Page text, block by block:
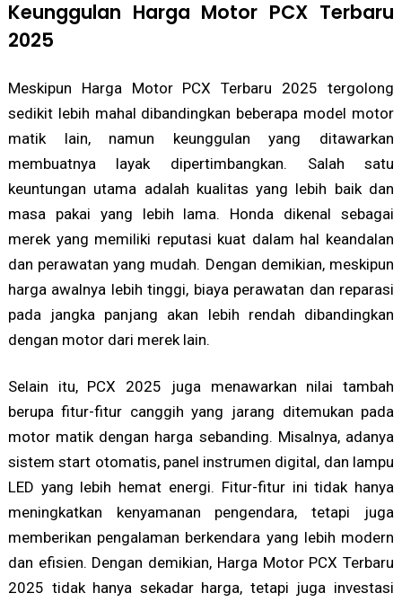
Keunggulan Harga Motor PCX Terbaru
2025
Meskipun Harga Motor PCX Terbaru 2025 tergolong
sedikit lebih mahal dibandingkan beberapa model motor
matik lain, namun keunggulan yang ditawarkan
membuatnya layak dipertimbangkan. Salah satu
keuntungan utama adalah kualitas yang lebih baik dan
masa pakai yang lebih lama. Honda dikenal sebagai
merek yang memiliki reputasi kuat dalam hal keandalan
dan perawatan yang mudah. Dengan demikian, meskipun
harga awalnya lebih tinggi, biaya perawatan dan reparasi
pada jangka panjang akan lebih rendah dibandingkan
dengan motor dari merek lain.
Selain itu, PCX 2025 juga menawarkan nilai tambah
berupa fitur-fitur canggih yang jarang ditemukan pada
motor matik dengan harga sebanding. Misalnya, adanya
sistem start otomatis, panel instrumen digital, dan lampu
LED yang lebih hemat energi. Fitur-fitur ini tidak hanya
meningkatkan kenyamanan pengendara, tetapi juga
memberikan pengalaman berkendara yang lebih modern
dan efisien. Dengan demikian, Harga Motor PCX Terbaru
2025 tidak hanya sekadar harga, tetapi juga investasi